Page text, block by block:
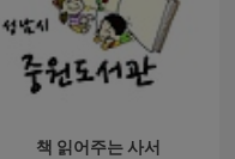
책 읽어주는 사서